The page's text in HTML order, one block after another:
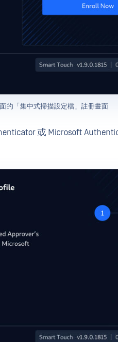
面的「集中式掃描設定檔」註冊畫面
或 Microsoft